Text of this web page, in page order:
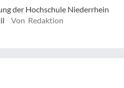
der Hochschule Niederrhein
Von Redaktion